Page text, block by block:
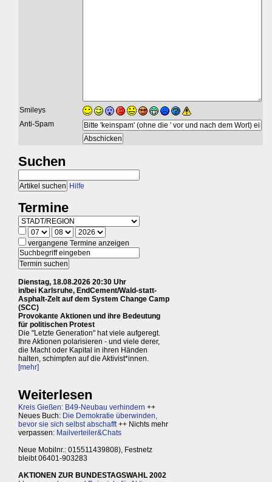
Smileys
Anti-Spam
Suchen
Hilfe
Termine
vergangene Termine anzeigen
Dienstag, 18.08.2026 20:30 Uhr
in/bei Karlsruhe, EndCement/Wald-statt-
Asphalt-Zelt auf dem System Change Camp
(SCC)
Provokante Aktionen und ihre Bedeutung
für politischen Protest
Die "Letzte Generation" hat viele aufgeregt.
Ihre Aktionen polarisieren - und viele derer,
die Macht oder Kapital in ihren Händen
halten, schimpfen auf die Aktivist*innen.
[mehr]
Weiterlesen
Kreis Gießen: B49-Neubau verhindern ++
Neues Buch: Die Demokratie überwinden,
bevor sie sich selbst abschafft++ Nichts mehr
verpassen: Mailverteiler&Chats
Neue Mobilnr.: 015511439808), Festnetz
bleibt 06401-903283
AKTIONEN ZUR BUNDESTAGSWAHL 2002